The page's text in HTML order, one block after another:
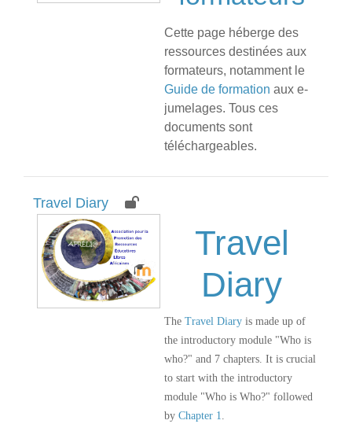
Cette page héberge des
ressources destinées aux
formateurs, notamment le
Guide de formation aux e-
jumelages. Tous ces
documents sont
téléchargeables.
Travel Diary
Travel
Diary
TheTravel Diary is made up of
the introductory module "Who is
who?" and 7 chapters. It is crucial
to start with the introductory
module "Who is Who?" followed
byChapter 1